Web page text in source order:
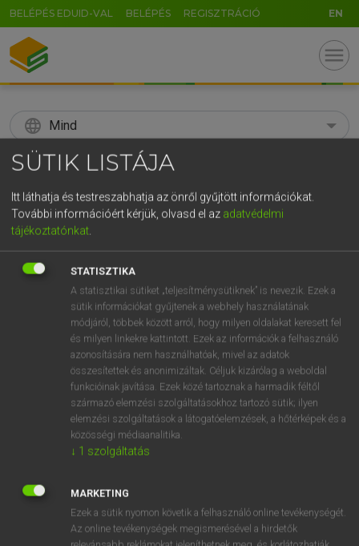
BELÉPÉS EDUID-VAL BELÉPÉS REGISZTRÁCIÓ EN
menu
language Mind
search
KERESÉS
Díjmentes angol szótár
fn házasságtörés
⚲ adulterykeresése szótárainkban
DÍJMENTES ANGOL SZÓTÁR
adulteress
SÜTIK LISTÁJA
Itt láthatja és testreszabhatja az önről gyűjtött információkat.
További információért kérjük, olvasd el az adatvédelmi
tájékoztatónkat
STATISZTIKA
A statisztikai sütiket „teljesítménysütiknek” is nevezik. Ezek a
sütik információkat gyűjtenek a webhely használatának
módjáról, többek között arról, hogy milyen oldalakat keresett fel
és milyen linkekre kattintott. Ezek az információk a felhasználó
azonosítására nem használhatóak, mivel az adatok
összesítettek és anonimizáltak. Céljuk kizárólag a weboldal
funkcióinak javítása. Ezek közé tartoznak a harmadik féltől
származó elemzési szolgáltatásokhoz tartozó sütik; ilyen
elemzési szolgáltatások a látogatóelemzések, a hőtérképek és a
közösségi médiaanalitika.
↓ 1 szolgáltatás
MARKETING
Ezek a sütik nyomon követik a felhasználó online tevékenységét.
Az online tevékenységek megismerésével a hirdetők
GR
5 6 7 8 9 ö ü ó
r t z u i o p ő ú
k l ű
n m , . AltGr